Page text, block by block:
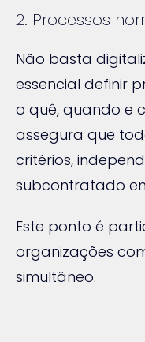
2. Processos
Não basta
essencial definir
o quê, quando e
assegura que
critérios,
subcontratado
Este ponto é
organizações
simultâneo.